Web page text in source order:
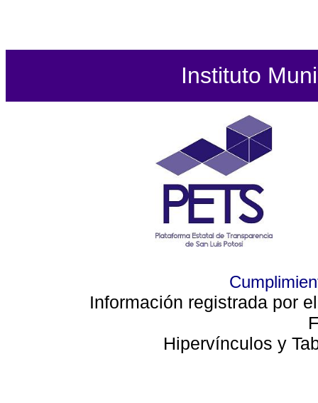
Instituto
Información registrada por
Hipervínculos y